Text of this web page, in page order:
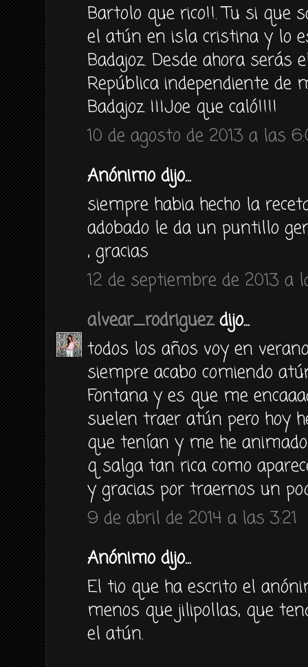
Bartolo que rico!!. Tu si que
el atún en isla cristina y lo
Badajoz. Desde ahora serás
República independiente de
Badajoz ¡¡¡Joe que caló!!!!
10 de agosto de 2013 a las
Anónimo dijo...
siempre habia hecho la
adobado le da un puntillo
, gracias
12 de septiembre de 2013 a
alvear_rodriguezdijo...
todos los años voy en
siempre acabo comiendo
Fontana y es que me
suelen traer atún pero hoy
que tenían y me he
q salga tan rica como
y gracias por traernos un
9 de abril de 2014 a las 3:21
Anónimo dijo...
El tio que ha escrito el
menos que jilipollas, que
el atún.